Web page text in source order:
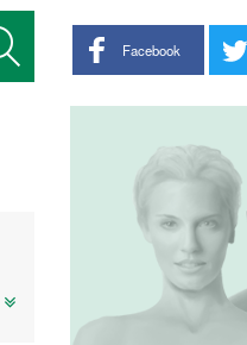
Share buttons
Facebook